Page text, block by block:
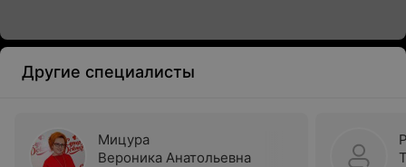
Другие специалисты
Мицура
Вероника Анатольевна